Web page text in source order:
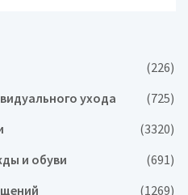
(226)
ухода
(725)
(3320)
и обуви
(691)
(1269)